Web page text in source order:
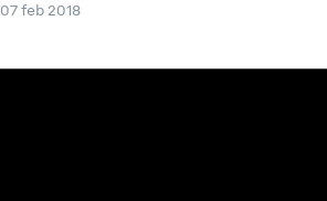
07 feb 2018